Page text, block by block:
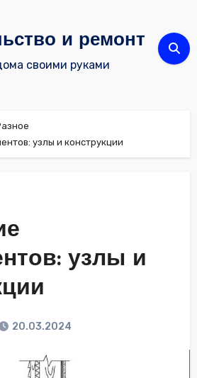
и ремонт
своими руками
узлы и конструкции
узлы и
20.03.2024